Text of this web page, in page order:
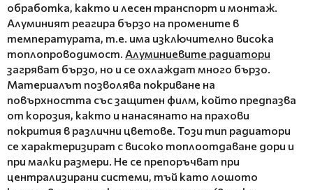
обработка, както и лесен транспорт и монтаж.
Алуминият реагира бързо на промените в
температурата, т.е. има изключително висока
топлопроводимост. Алуминиевите радиатори
загряват бързо, но и се охлаждат много бързо.
Материалът позволява покриване на
повърхността със защитен филм, който предпазва
от корозия, както и нанасянато на прахови
покрития в различни цветове. Този тип радиатори
се характеризират с високо топлоотдаване дори и
при малки размери. Не се препоръчват при
централизирани системи, тъй като лошото